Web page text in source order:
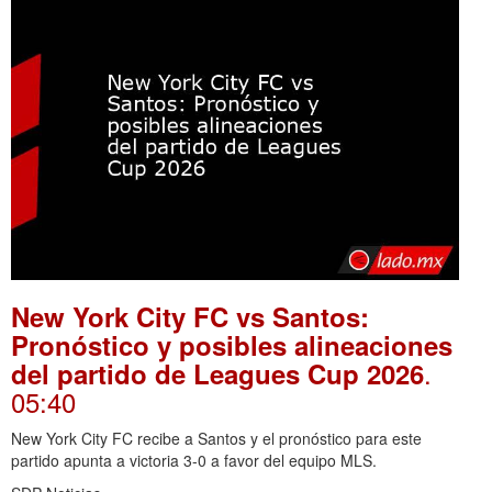
New York City FC vs Santos:
Pronóstico y posibles alineaciones
del partido de Leagues Cup 2026.
05:40
New York City FC recibe a Santos y el pronóstico para este
partido apunta a victoria 3-0 a favor del equipo MLS.